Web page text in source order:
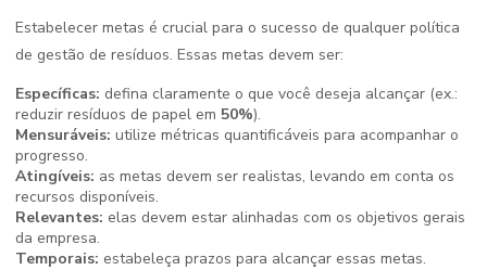
Estabelecer metas é crucial para o sucesso de qualquer política
de gestão de resíduos. Essas metas devem ser:
Específicas: defina claramente o que você deseja alcançar (ex.:
reduzir resíduos de papel em 50%).
Mensuráveis: utilize métricas quantificáveis para acompanhar o
progresso.
Atingíveis: as metas devem ser realistas, levando em conta os
recursos disponíveis.
Relevantes: elas devem estar alinhadas com os objetivos gerais
da empresa.
Temporais: estabeleça prazos para alcançar essas metas.